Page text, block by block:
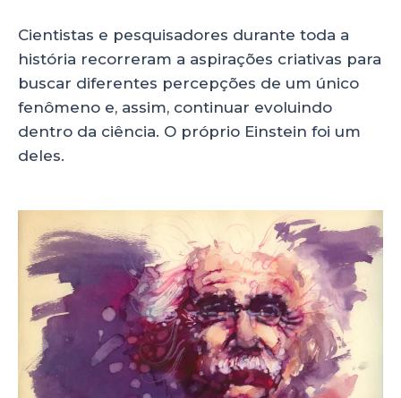
Cientistas e pesquisadores durante toda a
história recorreram a aspirações criativas para
buscar diferentes percepções de um único
fenômeno e, assim, continuar evoluindo
dentro da ciência. O próprio Einstein foi um
deles.